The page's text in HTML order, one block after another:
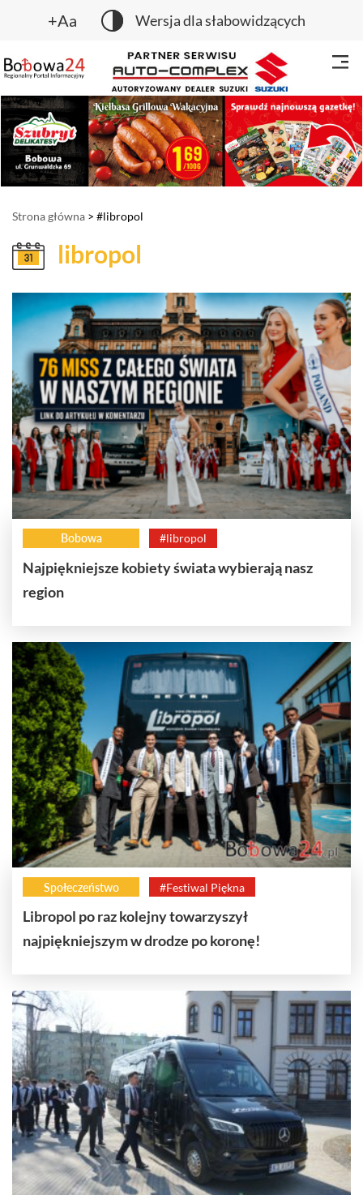
+Aa Wersja dla słabowidzących
Strona główna > #libropol
libropol
Bobowa #libropol
Najpiękniejsze kobiety świata wybierają nasz
region
Społeczeństwo #Festiwal Piękna
Libropol po raz kolejny towarzyszył
najpiękniejszym w drodze po koronę!